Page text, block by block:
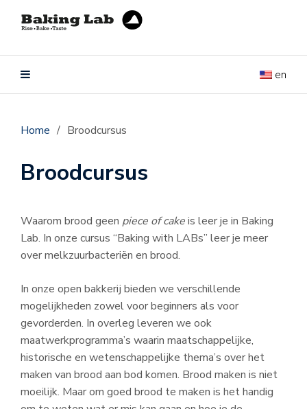
en
Home / Broodcursus
Broodcursus
Waarom brood geen piece of cakeis leer je in Baking
Lab. In onze cursus “Baking with LABs” leer je meer
over melkzuurbacteriën en brood.
In onze open bakkerij bieden we verschillende
mogelijkheden zowel voor beginners als voor
gevorderden. In overleg leveren we ook
maatwerkprogramma’s waarin maatschappelijke,
historische en wetenschappelijke thema’s over het
maken van brood aan bod komen. Brood maken is niet
moeilijk. Maar om goed brood te maken is het handig